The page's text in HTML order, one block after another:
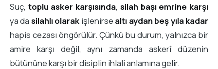
Suç, toplu asker karşısında, silah başı emrine karşı
ya da silahlı olarak işlenirse altı aydan beş yıla kadar
hapis cezası öngörülür. Çünkü bu durum, yalnızca bir
amire karşı değil, aynı zamanda askerî düzenin
bütününe karşı bir disiplin ihlali anlamına gelir.